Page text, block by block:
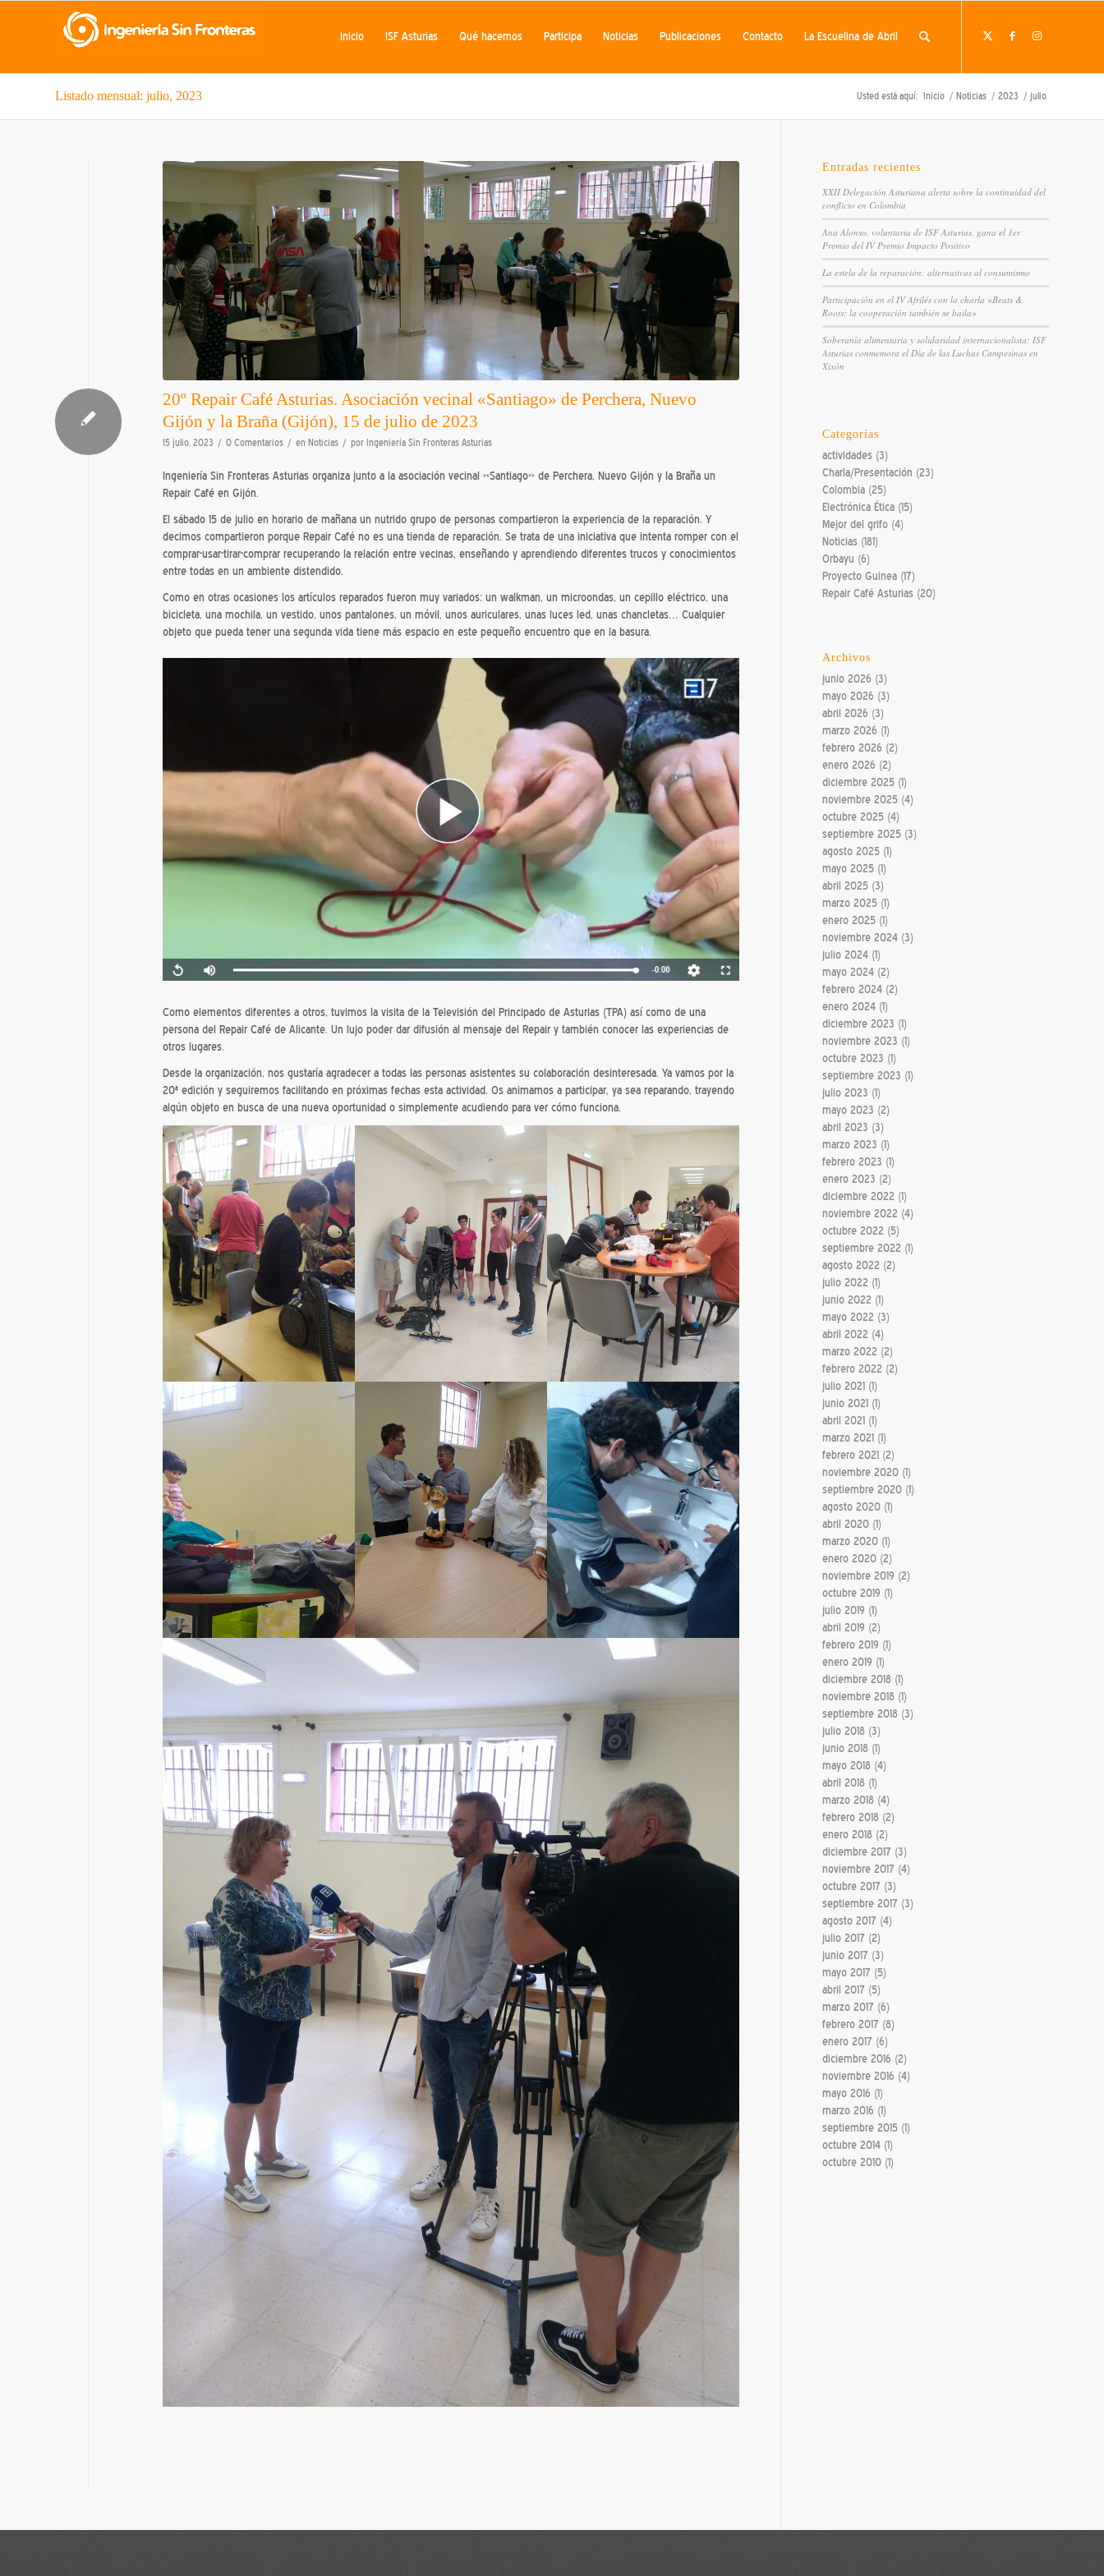
Inicio ISF Asturias Qué hacemos Participa Noticias Publicaciones Contacto La Escuelina de Abril
Listado mensual: julio, 2023 Usted está aquí: Inicio / Noticias / 2023 / julio
20º Repair Café Asturias. Asociación vecinal «Santiago» de Perchera, Nuevo
Gijón y la Braña (Gijón), 15 de julio de 2023
15 julio, 2023 / 0 Comentarios / en Noticias / por Ingeniería Sin Fronteras Asturias
Ingeniería Sin Fronteras Asturias organiza junto a la asociación vecinal «Santiago» de Perchera, Nuevo Gijón y la Braña un
Repair Café en Gijón.
El sábado 15 de julio en horario de mañana un nutrido grupo de personas compartieron la experiencia de la reparación. Y
decimos compartieron porque Repair Café no es una tienda de reparación. Se trata de una iniciativa que intenta romper con el
comprar-usar-tirar-comprar recuperando la relación entre vecinas, enseñando y aprendiendo diferentes trucos y conocimientos
entre todas en un ambiente distendido.
Como en otras ocasiones los artículos reparados fueron muy variados: un walkman, un microondas, un cepillo eléctrico, una
bicicleta, una mochila, un vestido, unos pantalones, un móvil, unos auriculares, unas luces led, unas chancletas… Cualquier
objeto que pueda tener una segunda vida tiene más espacio en este pequeño encuentro que en la basura.
Como elementos diferentes a otros, tuvimos la visita de la Televisión del Principado de Asturias (TPA) así como de una
persona del Repair Café de Alicante. Un lujo poder dar difusión al mensaje del Repair y también conocer las experiencias de
otros lugares.
Desde la organización, nos gustaría agradecer a todas las personas asistentes su colaboración desinteresada. Ya vamos por la
20ª edición y seguiremos facilitando en próximas fechas esta actividad. Os animamos a participar, ya sea reparando, trayendo
algún objeto en busca de una nueva oportunidad o simplemente acudiendo para ver cómo funciona.
Entradas recientes
XXII Delegación Asturiana alerta sobre la continuidad del
conflicto en Colombia
Ana Alonso, voluntaria de ISF Asturias, gana el 1er
Premio del IV Premio Impacto Positivo
La estela de la reparación: alternativas al consumismo
Participación en el IV Afrilés con la charla «Beats &
Roots: la cooperación también se baila»
Soberanía alimentaria y solidaridad internacionalista: ISF
Asturias conmemora el Día de las Luchas Campesinas en
Xixón
Categorías
actividades (3)
Charla/Presentación (23)
Colombia (25)
Electrónica Ética (15)
Mejor del grifo (4)
Noticias (181)
Orbayu (6)
Proyecto Guinea (17)
Repair Café Asturias (20)
Archivos
junio 2026 (3)
mayo 2026 (3)
abril 2026 (3)
marzo 2026 (1)
febrero 2026 (2)
enero 2026 (2)
diciembre 2025 (1)
noviembre 2025 (4)
octubre 2025 (4)
septiembre 2025 (3)
agosto 2025 (1)
mayo 2025 (1)
abril 2025 (3)
marzo 2025 (1)
enero 2025 (1)
noviembre 2024 (3)
julio 2024 (1)
mayo 2024 (2)
febrero 2024 (2)
enero 2024 (1)
diciembre 2023 (1)
noviembre 2023 (1)
octubre 2023 (1)
septiembre 2023 (1)
julio 2023 (1)
mayo 2023 (2)
abril 2023 (3)
marzo 2023 (1)
febrero 2023 (1)
enero 2023 (2)
diciembre 2022 (1)
noviembre 2022 (4)
octubre 2022 (5)
septiembre 2022 (1)
agosto 2022 (2)
julio 2022 (1)
junio 2022 (1)
mayo 2022 (3)
abril 2022 (4)
marzo 2022 (2)
febrero 2022 (2)
julio 2021 (1)
junio 2021 (1)
abril 2021 (1)
marzo 2021 (1)
febrero 2021 (2)
noviembre 2020 (1)
septiembre 2020 (1)
agosto 2020 (1)
abril 2020 (1)
marzo 2020 (1)
enero 2020 (2)
noviembre 2019 (2)
octubre 2019 (1)
julio 2019 (1)
abril 2019 (2)
febrero 2019 (1)
enero 2019 (1)
diciembre 2018 (1)
noviembre 2018 (1)
septiembre 2018 (3)
julio 2018 (3)
junio 2018 (1)
mayo 2018 (4)
abril 2018 (1)
marzo 2018 (4)
febrero 2018 (2)
enero 2018 (2)
diciembre 2017 (3)
noviembre 2017 (4)
octubre 2017 (3)
septiembre 2017 (3)
agosto 2017 (4)
julio 2017 (2)
junio 2017 (3)
mayo 2017 (5)
abril 2017 (5)
marzo 2017 (6)
febrero 2017 (8)
enero 2017 (6)
diciembre 2016 (2)
noviembre 2016 (4)
mayo 2016 (1)
marzo 2016 (1)
septiembre 2015 (1)
octubre 2014 (1)
octubre 2010 (1)